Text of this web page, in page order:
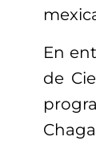
En
de